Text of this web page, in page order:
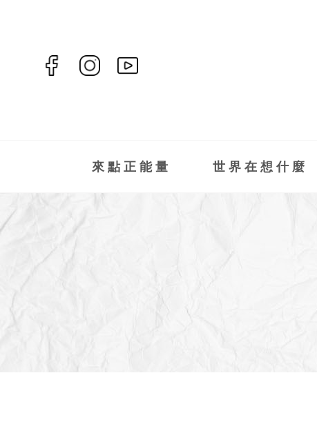
來點正能量 世界在想什麼